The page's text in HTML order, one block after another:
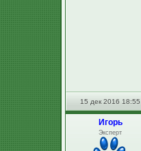
15 дек 2016 18:55
Игорь
Эксперт